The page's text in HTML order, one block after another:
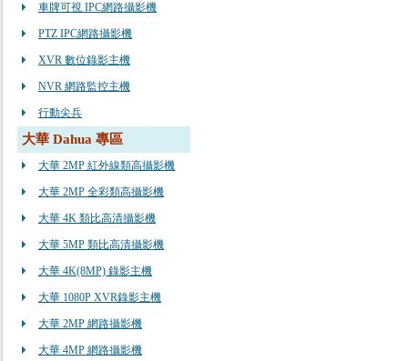
車牌可視 IPC網路攝影機
PTZ IPC網路攝影機
XVR 數位錄影主機
NVR 網路監控主機
行動尖兵
大華 Dahua 專區
大華 2MP 紅外線類高攝影機
大華 2MP 全彩類高攝影機
大華 4K 類比高清攝影機
大華 5MP 類比高清攝影機
大華 4K(8MP) 錄影主機
大華 1080P XVR錄影主機
大華 2MP 網路攝影機
大華 4MP 網路攝影機